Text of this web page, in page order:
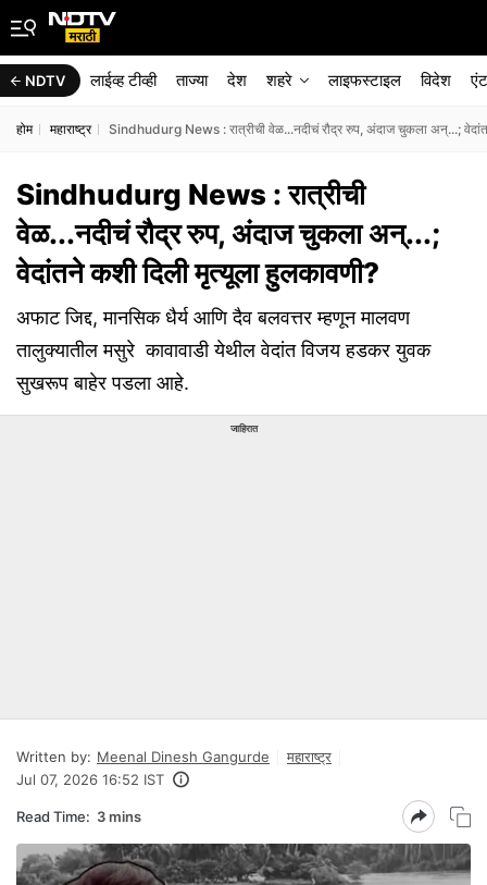
NDTV लाईव्ह टीव्ही ताज्या देश शहरे लाइफस्टाइल विदेश
होम महाराष्ट्र Sindhudurg News : रात्रीची वेळ...नदीचं रौद्र रुप, अंदाज चुकला अन्...;
Sindhudurg News : रात्रीची
वेळ...नदीचं रौद्र रुप, अंदाज चुकला अन्...;
वेदांतने कशी दिली मृत्यूला हुलकावणी?
अफाट जिद्द, मानसिक धैर्य आणि दैव बलवत्तर म्हणून मालवण
तालुक्यातील मसुरे कावावाडी येथील वेदांत विजय हडकर युवक
सुखरूप बाहेर पडला आहे.
जाहिरात
Written by: Meenal Dinesh Gangurde
महाराष्ट्र
Jul 07, 2026 16:52 IST
Read Time: 3 mins